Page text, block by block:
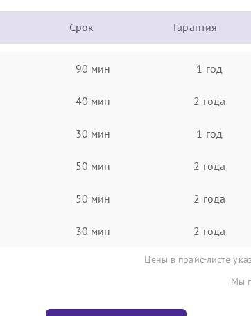
Срок Гарантия
90 мин 1 год
40 мин 2 года
30 мин 1 год
50 мин 2 года
50 мин 2 года
30 мин 2 года
Цены в прайс-листе
Мы